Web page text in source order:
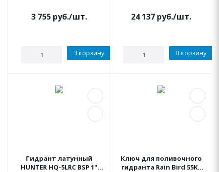
3 755руб./шт.
В корзину
24 137 руб./шт.
В корзину
Гидрант латунный
HUNTER HQ-5LRC BSP 1"
Ключ для поливочного
гидранта Rain Bird 55K1